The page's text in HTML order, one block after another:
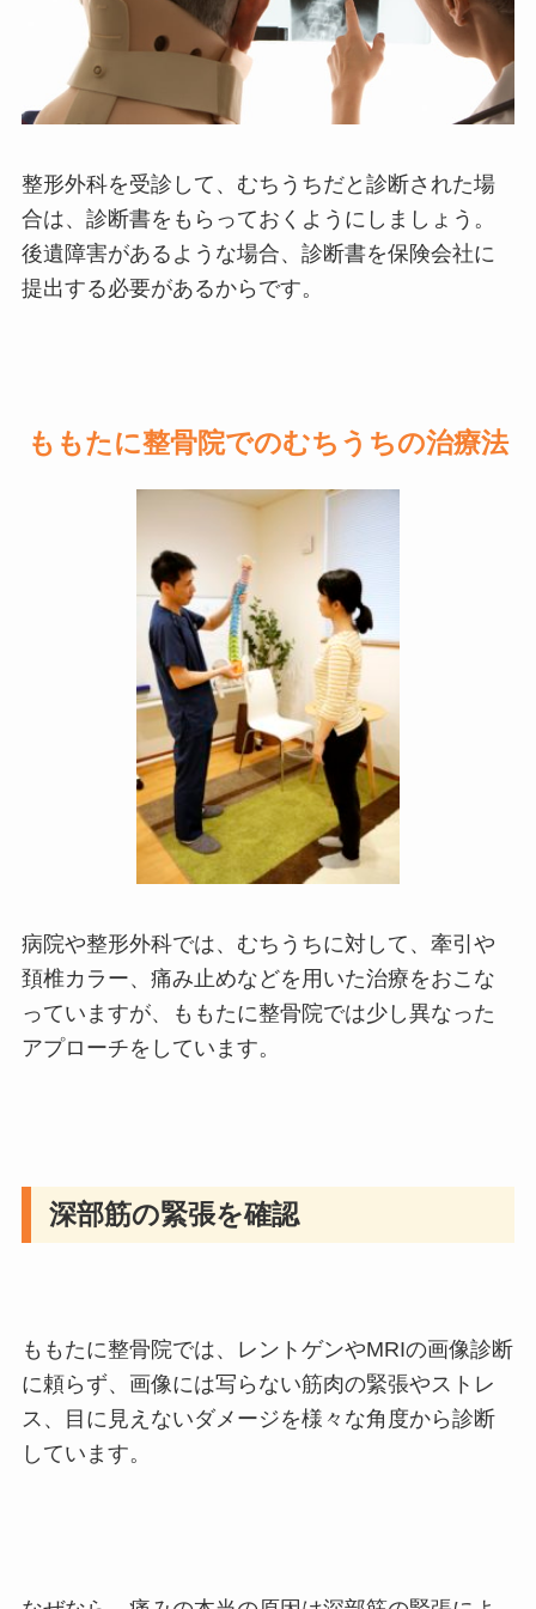
整形外科を受診して、むちうちだと診断された場
合は、診断書をもらっておくようにしましょう。
後遺障害があるような場合、診断書を保険会社に
提出する必要があるからです。
ももたに整骨院でのむちうちの治療法
病院や整形外科では、むちうちに対して、牽引や
頚椎カラー、痛み止めなどを用いた治療をおこな
っていますが、ももたに整骨院では少し異なった
アプローチをしています。
深部筋の緊張を確認
ももたに整骨院では、レントゲンやMRIの画像診断
に頼らず、画像には写らない筋肉の緊張やストレ
ス、目に見えないダメージを様々な角度から診断
しています。